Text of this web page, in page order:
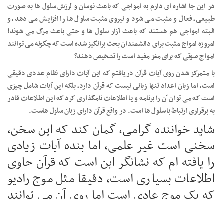
در این جا اشاره ای دارم به امواجی که باعث نوسان و لرزش سلول ها به صورت
طبیعی، فعال و مثبت می شود و نیروی مثبت سلول ها را افزایش می دهد، و
البته امواجی هم هستند که باعث آزار سلول ها و حتی باعث مرگ می شوند!
امروزه امواج مثبت برای دانشمندان بحث برانگیز شده است که چگونه می توانند
امواج صوتی که برای مغز مفید است را تشخیص دهند؟
با متمرکز شدن روی آیات قرآن دریافتم که این آیات دارای نظام عددی دقیقی
است، اما زبان اعداد تنها زبانی نیست که قرآن دارد، بلکه این آیات شامل چیزی
است که می توان آن را برنامه و یا اطلاعات نامگذاری کرد که این اطلاعات قادر
به برقراری ارتباط با سلول ها است. در واقع قرآن دارای زبان سلول هاست.
شاید خواننده گرامی، گمان کند که این سخن،
سخنی است غیر علمی، اما بنده آیات زیادی
را یافته ام که نشانگر این است که قرآن حاوی
اطلاعات بسیاری است، دقیقا مثل موج رادیو